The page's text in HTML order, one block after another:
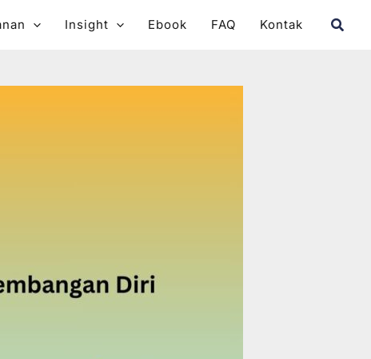
Insight Ebook FAQ Kontak